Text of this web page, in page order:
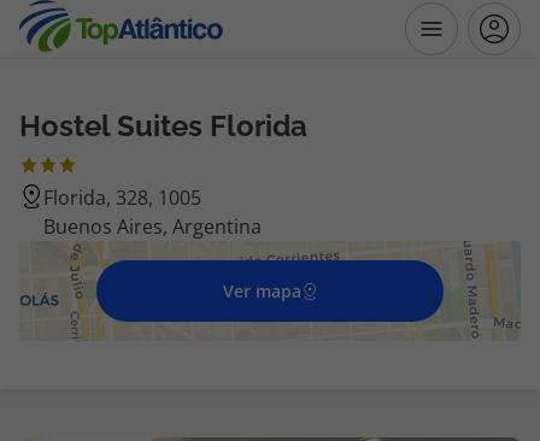
Destinos
Voos
Hotéis
Voos + Hotel
Hostel Suites Florida
Florida, 328, 1005
Buenos Aires, Argentina
Ver mapa